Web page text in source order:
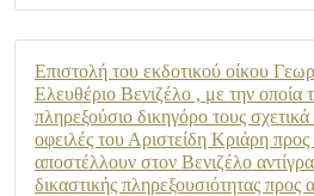
Επιστολή του εκδοτικού οίκου
Ελευθέριο Βενιζέλο , με την οποία
πληρεξούσιο δικηγόρο τους σχετικά
οφειλές του Αριστείδη Κριάρη
αποστέλλουν στον Βενιζέλο
δικαστικής πληρεξουσιότητας προς